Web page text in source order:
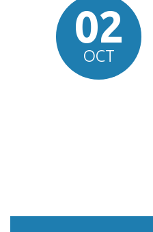
02
OCT